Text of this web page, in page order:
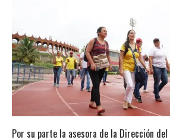
Por su parte la asesora de la Dirección del